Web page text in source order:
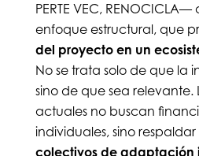
PERTE VEC,
enfoque estructural, que
del proyecto en un
No se trata solo de que la
sino de que sea relevante.
actuales no buscan
individuales, sino respaldar
colectivos de adaptación